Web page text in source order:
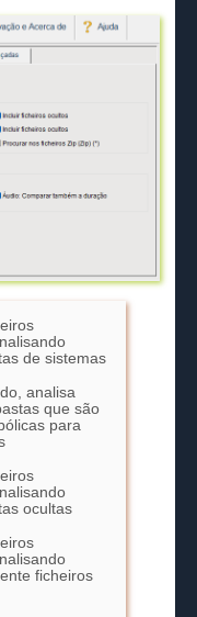
de sistemas
analisa
que são
para
ocultas
ficheiros